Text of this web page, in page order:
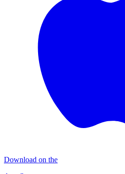
Download on the